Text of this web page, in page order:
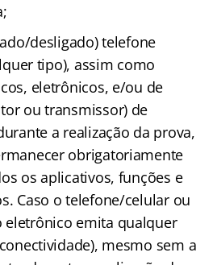
desligado) telefone
tipo), assim como
eletrônicos, e/ou de
ou transmissor) de
a realização da prova,
obrigatoriamente
os aplicativos, funções e
Caso o telefone/celular ou
emita qualquer
mesmo sem a